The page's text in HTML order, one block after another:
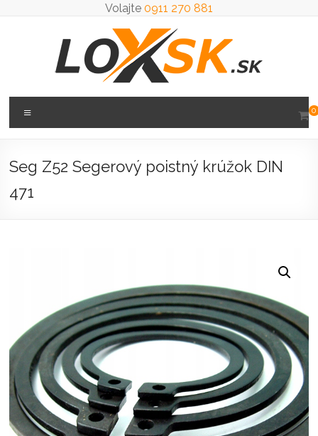
Volajte 0911 270 881
Loxsk
predaj
0
Seg Z52 Segerový poistný krúžok DIN
471